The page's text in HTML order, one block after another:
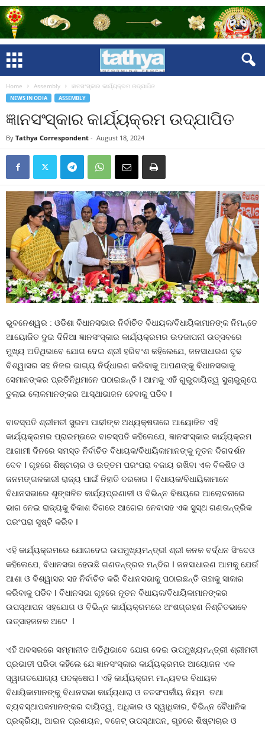
Home Assembly ଜ୍ଞାନସଂସ୍କାର କାର୍ଯ୍ୟକ୍ରମ ଉଦ୍‍ଯାପିତ
NEWS IN ODIA ASSEMBLY
ଜ୍ଞାନସଂସ୍କାର କାର୍ଯ୍ୟକ୍ରମ ଉଦ୍‍ଯାପିତ
By Tathya Correspondent - August 18, 2024
ଭୁବନେଶ୍ୱର : ଓଡିଶା ବିଧାନସଭାର ନିର୍ବାଚିତ ବିଧାୟକ/ବିଧାୟିକାମାନଙ୍କ ନିମନ୍ତେ
ଆୟୋଜିତ ଦୁଇ ଦିନିଆ ଜ୍ଞାନସଂସ୍କାର କାର୍ଯ୍ୟକ୍ରମର ଉଦଜାପନୀ ଉତ୍ସବରେ
ମୁଖ୍ୟ ଅତିଥିଭାବେ ଯୋଗ ଦେଇ ଶ୍ରୀ ହରିବଂଶ କହିଲେଯେ, ଜନସାଧାରଣ ଦୃଢ
ବିଶ୍ୱାସର ସହ ନିଜର ଭାଗ୍ୟ ନିର୍ଦ୍ଧାରଣ କରିବାକୁ ଆପଣଙ୍କୁ ବିଧାନସଭାକୁ
ସେମାନଙ୍କର ପ୍ରତିନିଧିମାନେ ପଠାଇଛନ୍ତି I ଆମକୁ ଏହି ଗୁରୁଦାୟିତ୍ୱ ସୁଚାରୁରୂପେ
ତୁଲାଇ ଲୋକମାନଙ୍କର ଆସ୍ଥାଭାଜନ ହେବାକୁ ପଡିବ I
ବାଚସ୍ପତି ଶ୍ରୀମତୀ ସୁରମା ପାଢୀଙ୍କ ଅଧ୍ୟକ୍ଷତାରେ ଆୟୋଜିତ ଏହି
କାର୍ଯ୍ୟକ୍ରମର ପ୍ରାରମ୍ଭରେ ବାଚସ୍ପତି କହିଲେଯେ, ଜ୍ଞାନସଂସ୍କାର କାର୍ଯ୍ୟକ୍ରମ
ଆଗାମୀ ଦିନରେ ସମସ୍ତ ନିର୍ବାଚିତ ବିଧାୟକ/ବିଧାୟିକାମାନଙ୍କୁ ନୂତନ ଦିଗଦର୍ଶନ
ଦେବ I ଗୃହରେ ଶିଷ୍ଟାଚାର ଓ ଉତ୍ତମ ପରଂପରା ବଜାୟ ରଖିବା ଏକ ବିକଶିତ ଓ
ଜନମଙ୍ଗଳକାରୀ ରାଜ୍ୟ ପାଇଁ ନିହାତି ଦରକାର I ବିଧାୟକ/ବିଧାୟିକାମାନେ
ବିଧାନସଭାରେ ଶୃଙ୍ଖଳିତ କାର୍ଯ୍ୟପ୍ରଣାଳୀ ଓ ବିଭିନ୍ନ ବିଷୟରେ ଆଲୋଚନାରେ
ଭାଗ ନେଇ ରାଜ୍ୟକୁ ବିକାଶ ଦିଗରେ ଆଗେଇ ନେବାସହ ଏକ ସୁସ୍ଥ ଗଣତାନ୍ତ୍ରିକ
ପରଂପରା ସୃଷ୍ଟି କରିବ I
ଏହି କାର୍ଯ୍ୟକ୍ରମରେ ଯୋଗଦେଇ ଉପମୁଖ୍ୟମନ୍ତ୍ରୀ ଶ୍ରୀ କନକ ବର୍ଦ୍ଧନ ସିଂଦେଓ
କହିଲେଯେ, ବିଧାନସଭା ହେଉଛି ଗଣତନ୍ତ୍ରର ମନ୍ଦିର I ଜନସାଧାରଣ ଆମକୁ ଯେଉଁ
ଆଶା ଓ ବିଶ୍ୱାସର ସହ ନିର୍ବାଚିତ କରି ବିଧାନସଭାକୁ ପଠାଇଛନ୍ତି ତାହାକୁ ସାକାର
କରିବାକୁ ପଡିବ I ବିଧାନସଭା ଗୃହରେ ନୂତନ ବିଧାୟକ/ବିଧାୟିକାମାନଙ୍କର
ଉପସ୍ଥାପନ ସହଯୋଗ ଓ ବିଭିନ୍ନ କାର୍ଯ୍ୟକ୍ରମରେ ଅଂଶଗ୍ରହଣ ନିଶ୍ଚିତଭାବେ
ଉତ୍ସାହଜନକ ଅଟେ I
ଏହି ଅବସରରେ ସମ୍ମାନୀତ ଅତିଥିଭାବେ ଯୋଗ ଦେଇ ଉପମୁଖ୍ୟମନ୍ତ୍ରୀ ଶ୍ରୀମତୀ
ପ୍ରଭାତୀ ପରିଡା କହିଲେ ଯେ ଜ୍ଞାନସଂସ୍କାର କାର୍ଯ୍ୟକ୍ରମର ଆୟୋଜନ ଏକ
ସ୍ୱାଗତଯୋଗ୍ୟ ପଦକ୍ଷେପ I ଏହି କାର୍ଯ୍ୟକ୍ରମ ମାନ୍ୟବର ବିଧାୟକ
ବିଧାୟିକାମାନଙ୍କୁ ବିଧାନସଭା କାର୍ଯ୍ୟଧାରା ଓ ତତସଂପର୍କୀୟ ନିୟମ ତଥା
ବ୍ୟବସ୍ଥାପକମାନଙ୍କର ଦାୟିତ୍ୱ, ଅଧିକାର ଓ ସ୍ୱାଧିକାର, ବିଭିନ୍ନ ବୈଧାନିକ
ପ୍ରକ୍ରିୟା, ଆଇନ ପ୍ରଣୟନ, ବଜେଟ୍ ଉପସ୍ଥାପନ, ଗୃହରେ ଶିଷ୍ଟାଚାର ଓ